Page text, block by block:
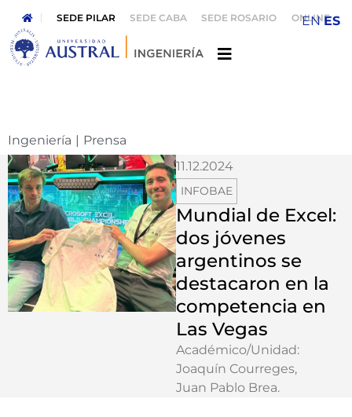
SEDE PILAR SEDE CABA SEDE ROSARIO ONLINE
Ingeniería | Prensa
11.12.2024
INFOBAE
Mundial de Excel:
dos jóvenes
argentinos se
destacaron en la
competencia en
Las Vegas
Académico/Unidad:
Joaquín Courreges,
Juan Pablo Brea.
EN ES